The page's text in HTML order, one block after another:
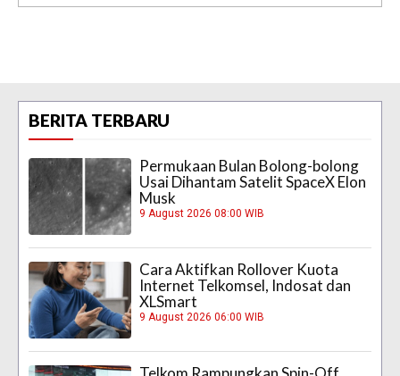
BERITA TERBARU
Permukaan Bulan Bolong-bolong
Usai Dihantam Satelit SpaceX Elon
Musk
9 August 2026 08:00 WIB
Cara Aktifkan Rollover Kuota
Internet Telkomsel, Indosat dan
XLSmart
9 August 2026 06:00 WIB